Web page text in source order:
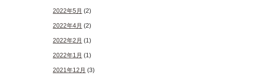
2022年5月 (2)
2022年4月 (2)
2022年2月 (1)
2022年1月 (1)
2021年12月 (3)